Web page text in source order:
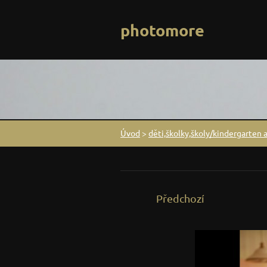
photomore
Úvod > děti,školky,školy/kindergarten
Předchozí